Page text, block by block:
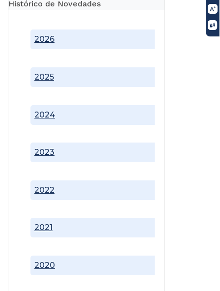
Histórico de Novedades
2020
2021
2022
2023
2024
2025
2026